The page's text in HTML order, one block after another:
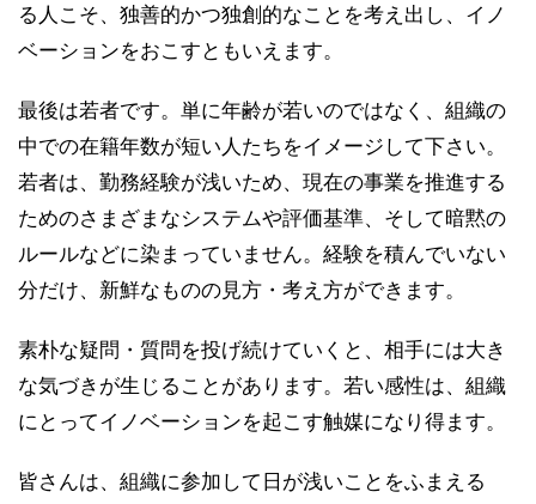
る人こそ、独善的かつ独創的なことを考え出し、イノ
ベーションをおこすともいえます。
最後は若者です。単に年齢が若いのではなく、組織の
中での在籍年数が短い人たちをイメージして下さい。
若者は、勤務経験が浅いため、現在の事業を推進する
ためのさまざまなシステムや評価基準、そして暗黙の
ルールなどに染まっていません。経験を積んでいない
分だけ、新鮮なものの見方・考え方ができます。
素朴な疑問・質問を投げ続けていくと、相手には大き
な気づきが生じることがあります。若い感性は、組織
にとってイノベーションを起こす触媒になり得ます。
皆さんは、組織に参加して日が浅いことをふまえる